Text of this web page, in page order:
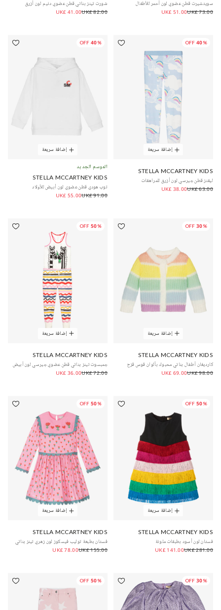
سويتشيرت قطن عضوي لون أحمر للأطفال
UK£ 73.00
UK£ 51.00
شورت تينز بناتي قطن عضوي دنيم لون أزرق
UK£ 82.00
UK£ 41.00
40% OFF
إضافة سريعة
STELLA MCCARTNEY KIDS
ليقنز قطن جيرسي لون أزرق للمراهقات
UK£ 63.00
UK£ 38.00
40% OFF
إضافة سريعة
الموسم الجديد
STELLA MCCARTNEY KIDS
توب هودي قطن عضوي لون أبيض للأولاد
UK£ 91.00
UK£ 55.00
30% OFF
إضافة سريعة
STELLA MCCARTNEY KIDS
كارديغان أطفال بناتي محبوك بألوان قوس قزح
UK£ 98.00
UK£ 69.00
50% OFF
إضافة سريعة
STELLA MCCARTNEY KIDS
جمبسوت تينز بناتي قطن عضوي جيرسي لون أبيض
UK£ 72.00
UK£ 36.00
50% OFF
إضافة سريعة
STELLA MCCARTNEY KIDS
فستان لون أسود بطبقات ملونة
UK£ 281.00
UK£ 141.00
50% OFF
إضافة سريعة
STELLA MCCARTNEY KIDS
فستان بطبعة توليب فيسكوز لون زهري تينز بناتي
UK£ 155.00
UK£ 78.00
30% OFF
50% OFF